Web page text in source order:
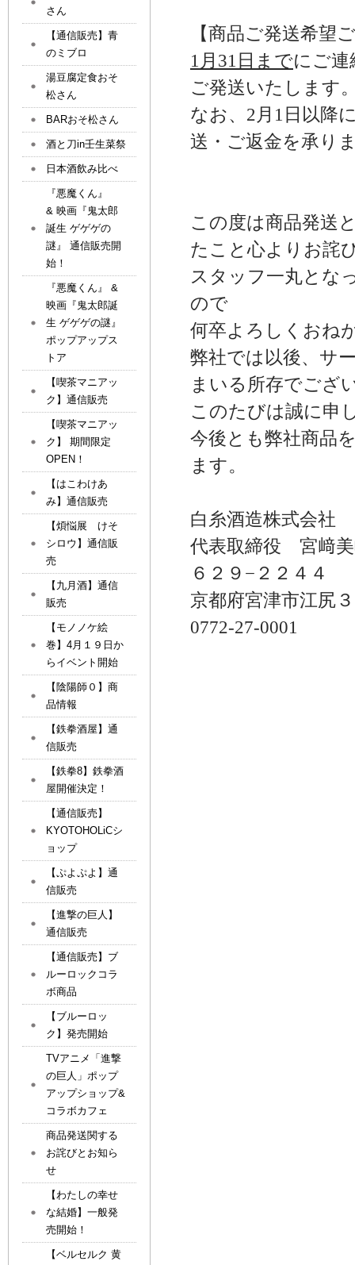
【商品ご発送希望
1月31日までにご連
ご発送いたします
なお、2月1日以降
送・ご返金を承り
この度は商品発送
たこと心よりお詫
スタッフ一丸とな
ので
何卒よろしくおね
弊社では以後、サ
まいる所存でござ
このたびは誠に申
今後とも弊社商品
ます。
白糸酒造株式会社
代表取締役 宮﨑
６２９−２２４４
京都府宮津市江尻
0772‐27‐0001
さん
【通信販売】青
のミブロ
湯豆腐定食おそ
松さん
BARおそ松さん
酒と刀in壬生菜祭
日本酒飲み比べ
『悪魔くん』
& 映画『鬼太郎
誕生 ゲゲゲの
謎』 通信販売開
始！
『悪魔くん』 &
映画『鬼太郎誕
生 ゲゲゲの謎』
ポップアップス
トア
【喫茶マニアッ
ク】通信販売
【喫茶マニアッ
ク】 期間限定
OPEN！
【はこわけあ
み】通信販売
【煩悩展 けそ
シロウ】通信販
売
【九月酒】通信
販売
【モノノケ絵
巻】4月１９日か
らイベント開始
【陰陽師０】商
品情報
【鉄拳酒屋】通
信販売
【鉄拳8】鉄拳酒
屋開催決定！
【通信販売】
KYOTOHOLiCシ
ョップ
【ぷよぷよ】通
信販売
【進撃の巨人】
通信販売
【通信販売】ブ
ルーロックコラ
ボ商品
【ブルーロッ
ク】発売開始
TVアニメ「進撃
の巨人」ポップ
アップショップ&
コラボカフェ
商品発送関する
お詫びとお知ら
せ
【わたしの幸せ
な結婚】一般発
売開始！
【ベルセルク 黄